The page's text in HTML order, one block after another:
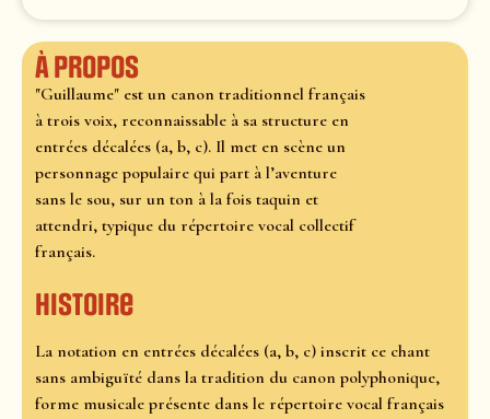
À propos
"Guillaume" est un canon traditionnel français
à trois voix, reconnaissable à sa structure en
entrées décalées (a, b, c). Il met en scène un
personnage populaire qui part à l’aventure
sans le sou, sur un ton à la fois taquin et
attendri, typique du répertoire vocal collectif
français.
Histoire
La notation en entrées décalées (a, b, c) inscrit ce chant
sans ambiguïté dans la tradition du canon polyphonique,
forme musicale présente dans le répertoire vocal français